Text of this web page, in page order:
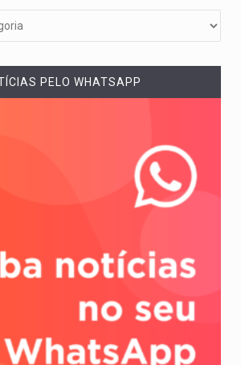
PELO WHATSAPP